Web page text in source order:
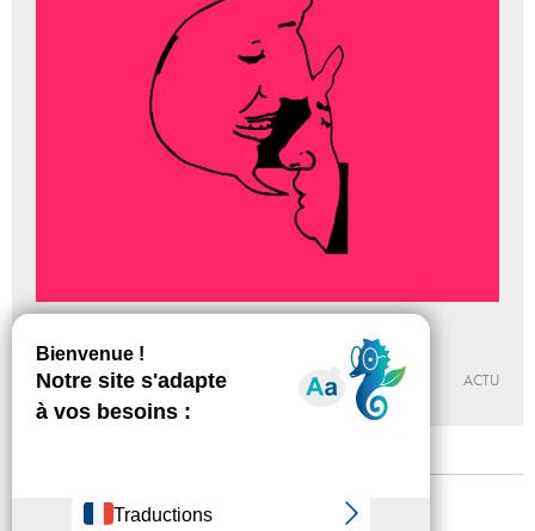
Du 18 - 02 au 16 - 05 - 2016
PALAIS DE TOKYO
ACTU
Mentions légales